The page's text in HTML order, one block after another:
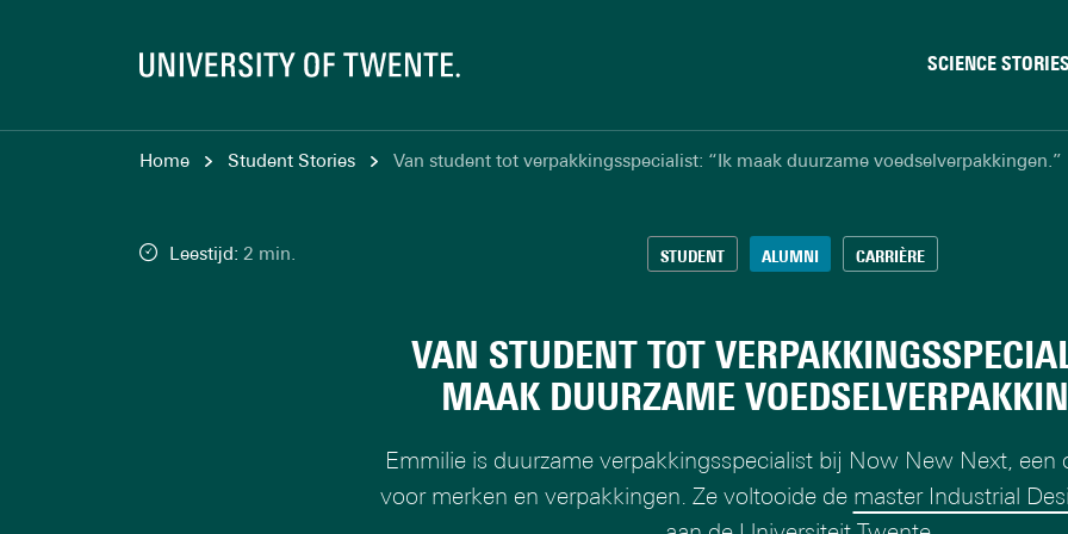
SCIENCE STORIES
Chiptechnologie
Data & AI
Gezondheid
Robotica
Veiligheid
Home Student Stories Van student tot verpakkingsspecialist: “Ik maak duurzame voedselverpakkingen.”
Leestijd: 2 min. STUDENT ALUMNI CARRIÈRE
VAN STUDENT TOT
MAAK DUURZAME
Emmilie is duurzame verpakkingsspecialist bij Now New Next, een
voor merken en verpakkingen. Ze voltooide de master Industrial